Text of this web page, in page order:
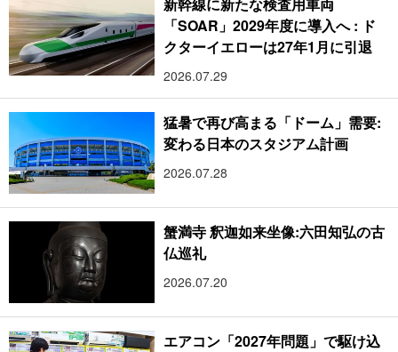
「SOAR」2029年度に導入へ : ド
クターイエローは27年1月に引退
2026.07.29
猛暑で再び高まる「ドーム」需要:
変わる日本のスタジアム計画
2026.07.28
蟹満寺 釈迦如来坐像:六田知弘の古
仏巡礼
2026.07.20
エアコン「2027年問題」で駆け込